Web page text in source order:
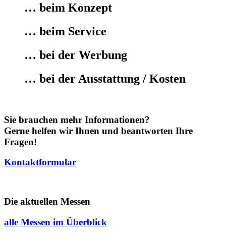
… beim Konzept
… beim Service
… bei der Werbung
… bei der Ausstattung / Kosten
Sie brauchen mehr Informationen?
Gerne helfen wir Ihnen und beantworten Ihre
Fragen!
Kontaktformular
Die aktuellen Messen
alle Messen im Überblick